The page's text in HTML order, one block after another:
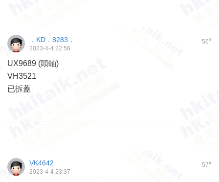
56#
．KD．8283．
2023-4-4 22:56
UX9689 (頭軸)
VH3521
已拆蓋
57#
VK4642
2023-4-4 23:37